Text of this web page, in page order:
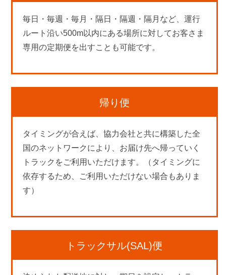
毎日・毎週・毎月・隔日・隔週・隔月など、運行
ルート沿い500m以内にある場所に対してお客さま
専用の定期便を出すことも可能です。
帰り便
タイミングが合えば、協力会社と共に構築した全
国のネットワークにより、お届け先へ帰っていく
トラックをご利用いただけます。（タイミングに
依存するため、ご利用いただけない場合もありま
す）
トラックサル(SAL)便